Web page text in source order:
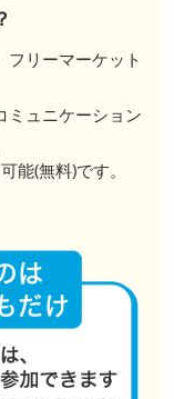
リーマーケット
ミュニケーション
能(無料)です。